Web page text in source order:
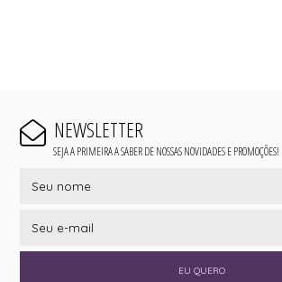
NEWSLETTER
SEJA A PRIMEIRA A SABER DE NOSSAS NOVIDADES E PROMOÇÕES!
EU QUERO